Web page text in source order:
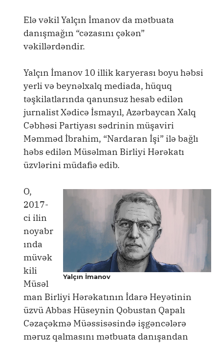
Elə vəkil Yalçın İmanov da mətbuata
danışmağın “cəzasını çəkən”
vəkillərdəndir.
Yalçın İmanov 10 illik karyerası boyu həbsi
yerli və beynəlxalq mediada, hüquq
təşkilatlarında qanunsuz hesab edilən
jurnalist Xədicə İsmayıl, Azərbaycan Xalq
Cəbhəsi Partiyası sədrinin müşaviri
Məmməd İbrahim, “Nardaran İşi” ilə bağlı
həbs edilən Müsəlman Birliyi Hərəkatı
üzvlərini müdafiə edib.
Yalçın İmanov
O,
2017-
ci ilin
noyabr
ında
müvək
kili
Müsəl
man Birliyi Hərəkatının İdarə Heyətinin
üzvü Abbas Hüseynin Qobustan Qapalı
Cəzaçəkmə Müəssisəsində işgəncələrə
məruz qalmasını mətbuata danışandan